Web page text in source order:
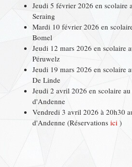
Jeudi 5 février 2026 en scolaire
Seraing
Mardi 10 février 2026 en
Bomel
Jeudi 12 mars 2026 en scolaire
Péruwelz
Jeudi 19 mars 2026 en scolaire
De Linde
Jeudi 2 avril 2026 en scolaire
d'Andenne
Vendredi 3 avril 2026 à 20h30
d'Andenne (Réservations ici )